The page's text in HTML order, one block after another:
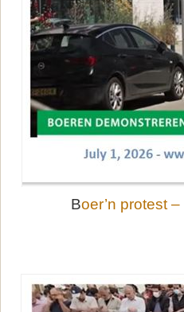
Boer’n protest